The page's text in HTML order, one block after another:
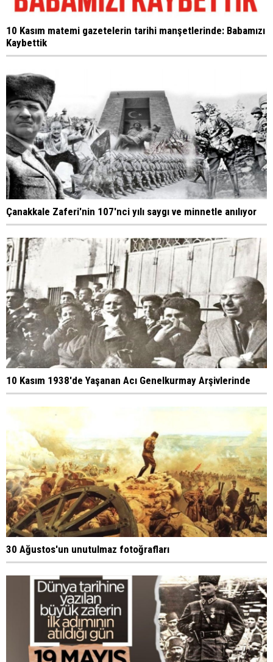
10 Kasım matemi gazetelerin tarihi manşetlerinde: Babamızı
Kaybettik
Çanakkale Zaferi'nin 107'nci yılı saygı ve minnetle anılıyor
10 Kasım 1938'de Yaşanan Acı Genelkurmay Arşivlerinde
30 Ağustos'un unutulmaz fotoğrafları